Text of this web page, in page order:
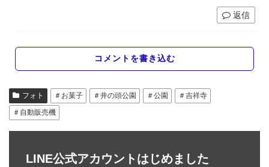
返信
コメントを書き込む
フォト ＃お菓子 ＃井の頭公園 ＃公園
＃吉祥寺
＃自動販売機
LINE公式アカウントはじめました